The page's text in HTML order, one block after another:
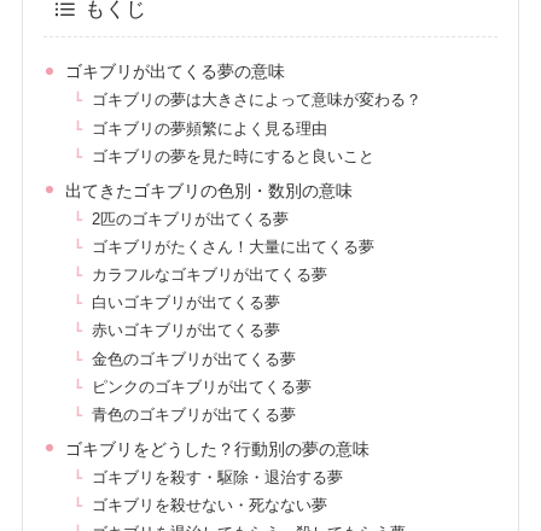
もくじ
ゴキブリが出てくる夢の意味
ゴキブリの夢は大きさによって意味が変わる？
ゴキブリの夢頻繁によく見る理由
ゴキブリの夢を見た時にすると良いこと
出てきたゴキブリの色別・数別の意味
2匹のゴキブリが出てくる夢
ゴキブリがたくさん！大量に出てくる夢
カラフルなゴキブリが出てくる夢
白いゴキブリが出てくる夢
赤いゴキブリが出てくる夢
金色のゴキブリが出てくる夢
ピンクのゴキブリが出てくる夢
青色のゴキブリが出てくる夢
ゴキブリをどうした？行動別の夢の意味
ゴキブリを殺す・駆除・退治する夢
ゴキブリを殺せない・死なない夢